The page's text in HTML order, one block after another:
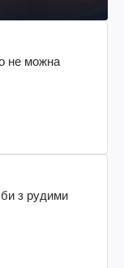
не можна
з рудими